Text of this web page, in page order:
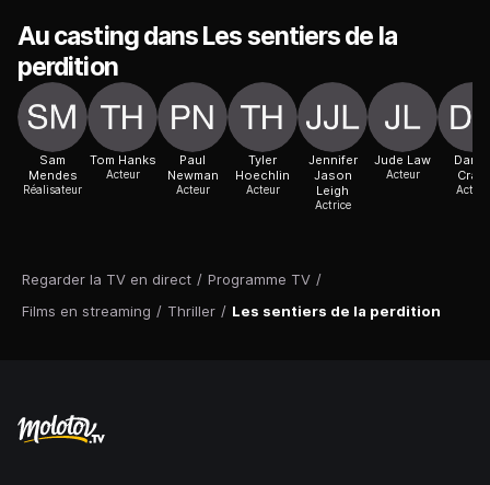
Regarder la TV en direct / Programme TV /
Films en streaming / Thriller / Les sentiers de la perdition
Au casting dans Les sentiers de la
perdition
Sam
Mendes
Réalisateur
Tom Hanks
Acteur
Paul
Newman
Acteur
Tyler
Hoechlin
Acteur
Jennifer
Jason
Leigh
Actrice
Jude Law
Acteur
Craig
Acteur